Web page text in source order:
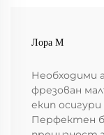
Лора М
Необходими
фрезован
екип
Перфектен